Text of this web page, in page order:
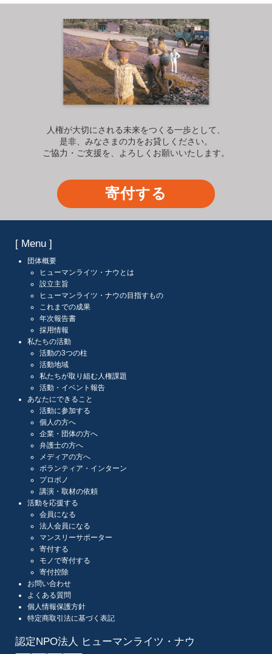
人権が大切にされる未来をつくる一歩として、
是非、みなさまの力をお貸しください。
ご協力・ご支援を、よろしくお願いいたします。
寄付する
[ Menu ]
団体概要
ヒューマンライツ・ナウとは
設立主旨
ヒューマンライツ・ナウの目指すもの
これまでの成果
年次報告書
採用情報
私たちの活動
活動の3つの柱
活動地域
私たちが取り組む人権課題
活動・イベント報告
あなたにできること
活動に参加する
個人の方へ
企業・団体の方へ
弁護士の方へ
メディアの方へ
ボランティア・インターン
プロボノ
講演・取材の依頼
活動を応援する
会員になる
法人会員になる
マンスリーサポーター
寄付する
モノで寄付する
寄付控除
お問い合わせ
よくある質問
個人情報保護方針
特定商取引法に基づく表記
認定NPO法人 ヒューマンライツ・ナウ